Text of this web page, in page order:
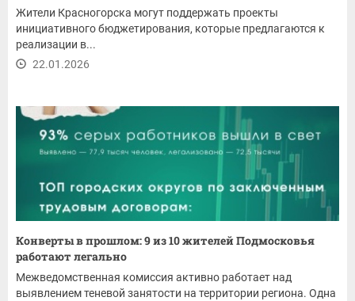
Жители Красногорска могут поддержать проекты
инициативного бюджетирования, которые предлагаются к
реализации в...
22.01.2026
Конверты в прошлом: 9 из 10 жителей Подмосковья
работают легально
Межведомственная комиссия активно работает над
выявлением теневой занятости на территории региона. Одна